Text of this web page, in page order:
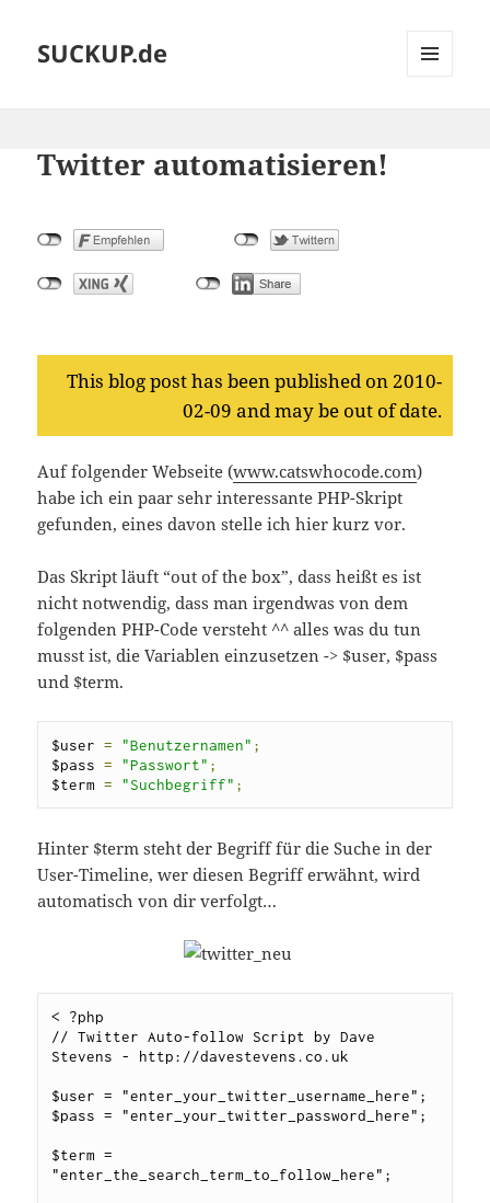
SUCKUP.de
Twitter automatisieren!
This blog post has been published on 2010-
02-09 and may be out of date.
Auf folgender Webseite (www.catswhocode.com)
habe ich ein paar sehr interessante PHP-Skript
gefunden, eines davon stelle ich hier kurz vor.
Das Skript läuft “out of the box”, dass heißt es ist
nicht notwendig, dass man irgendwas von dem
folgenden PHP-Code versteht ^^ alles was du tun
musst ist, die Variablen einzusetzen -> $user, $pass
und $term.
$user = "Benutzernamen" ;
$pass = "Passwort" ;
$term = "Suchbegriff" ;
Hinter $term steht der Begriff für die Suche in der
User-Timeline, wer diesen Begriff erwähnt, wird
automatisch von dir verfolgt…
< ?php
// Twitter Auto-follow Script by Dave
Stevens - http://davestevens.co.uk
$user = "enter_your_twitter_username_here";
$pass = "enter_your_twitter_password_here";
$term =
"enter_the_search_term_to_follow_here";